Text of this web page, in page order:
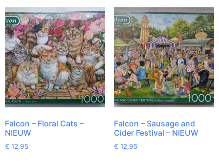
Falcon – Floral Cats –
NIEUW
€ 12,95
Falcon – Sausage and
Cider Festival – NIEUW
€ 12,95